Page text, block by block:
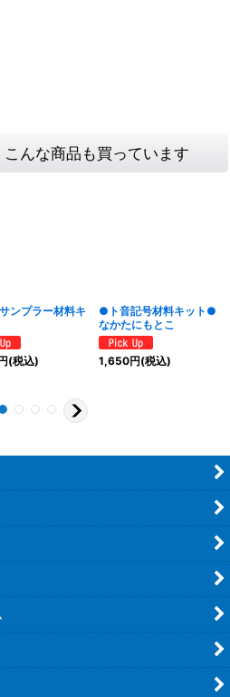
んな商品も買っています
ンプラー材料キ
(税込)
●ト音記号材料キット●
なかたにもとこ
1,650円(税込)